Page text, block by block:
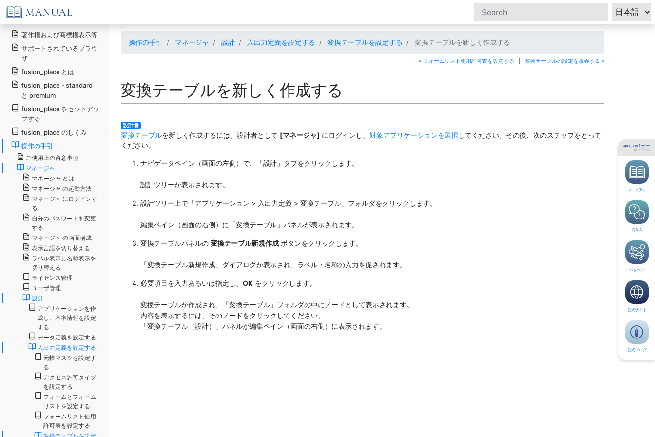
操作の手引 マネージャ 設計 入出力定義を設定する 変換テーブルを設定する 変換テーブルを新しく作成する
« フォームリスト使用許可表を設定する 変換テーブルの設定を照会する »
変換テーブルを新しく作成する
設計者
変換テーブルを新しく作成するには、設計者として [マネージャ] にログインし、 対象アプリケーションを選択 してください。その後、次のステップをとって
ください。
ナビゲータペイン（画面の左側）で、「設計」タブをクリックします。
設計ツリーが表示されます。
設計ツリー上で「アプリケーション > 入出力定義 > 変換テーブル」フォルダをクリックします。
編集ペイン（画面の右側）に「変換テーブル」パネルが表示されます。
変換テーブルパネルの 変換テーブル新規作成 ボタンをクリックします。
「変換テーブル新規作成」ダイアログが表示され、ラベル・名称の入力を促されます。
必要項目を入力あるいは指定し、 OK をクリックします。
変換テーブルが作成され、「変換テーブル」フォルダの中にノードとして表示されます。
内容を表示するには、そのノードをクリックしてください。
「変換テーブル（設計）」パネルが編集ペイン（画面の右側）に表示されます。
著作権および商標権表示等
サポートされているブラウ
ザ
fusion_place とは
fusion_place - standard
と premium
fusion_place をセットアッ
プする
fusion_place のしくみ
操作の手引
ご使用上の留意事項
マネージャ
マネージャ とは
マネージャ の起動方法
マネージャ にログインす
る
自分のパスワードを変更
する
マネージャ の画面構成
表示言語を切り替える
ラベル表示と名称表示を
切り替える
ライセンス管理
ユーザ管理
設計
アプリケーションを作
成し、基本情報を設定
する
データ定義を設定する
入出力定義を設定する
元帳マスクを設定す
る
アクセス許可タイプ
を設定する
フォームとフォーム
リストを設定する
フォームリスト使用
許可表を設定する
マニュアル
Q & A
パターン
公式サイト
公式ブログ